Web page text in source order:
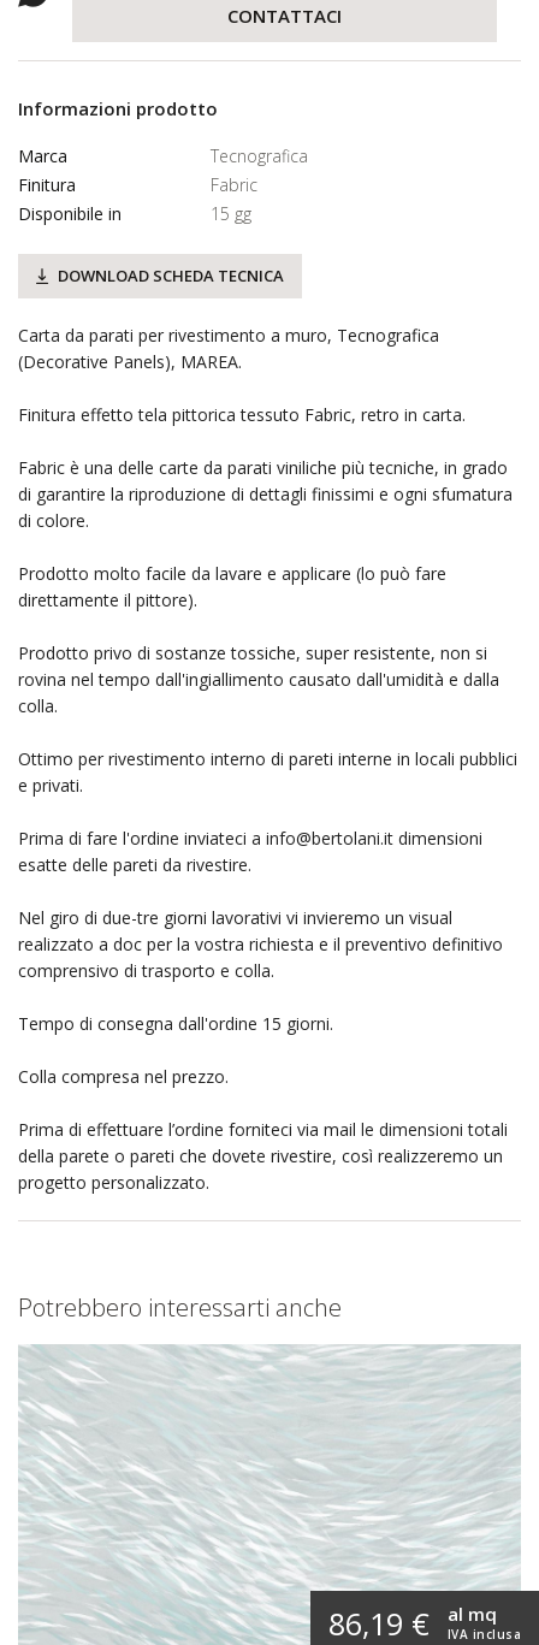
CONTATTACI
Informazioni prodotto
Marca
Tecnografica
Finitura
Fabric
Disponibile in
15 gg
DOWNLOAD SCHEDA TECNICA
Carta da parati per rivestimento a muro, Tecnografica
(Decorative Panels), MAREA.
Finitura effetto tela pittorica tessuto Fabric, retro in carta.
Fabric è una delle carte da parati viniliche più tecniche, in grado
di garantire la riproduzione di dettagli finissimi e ogni sfumatura
di colore.
Prodotto molto facile da lavare e applicare (lo può fare
direttamente il pittore).
Prodotto privo di sostanze tossiche, super resistente, non si
rovina nel tempo dall'ingiallimento causato dall'umidità e dalla
colla.
Ottimo per rivestimento interno di pareti interne in locali pubblici
e privati.
Prima di fare l'ordine inviateci a info@bertolani.it dimensioni
esatte delle pareti da rivestire.
Nel giro di due-tre giorni lavorativi vi invieremo un visual
realizzato a doc per la vostra richiesta e il preventivo definitivo
comprensivo di trasporto e colla.
Tempo di consegna dall'ordine 15 giorni.
Colla compresa nel prezzo.
Prima di effettuare l’ordine forniteci via mail le dimensioni totali
della parete o pareti che dovete rivestire, così realizzeremo un
progetto personalizzato.
Potrebbero interessarti anche
86,19 € IVA inclusa
al mq